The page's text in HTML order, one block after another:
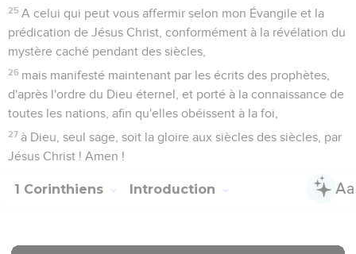
25 A celui qui peut vous affermir selon mon Évangile et la
prédication de Jésus Christ, conformément à la révélation du
mystère caché pendant des siècles,
26 mais manifesté maintenant par les écrits des prophètes,
d'après l'ordre du Dieu éternel, et porté à la connaissance de
toutes les nations, afin qu'elles obéissent à la foi,
27 à Dieu, seul sage, soit la gloire aux siècles des siècles, par
Jésus Christ ! Amen !
1 Corinthiens Introduction